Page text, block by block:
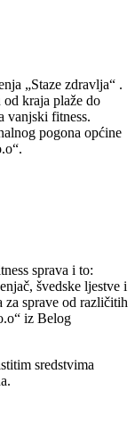
„Staze zdravlja“ .
kraja plaže do
vanjski fitness.
pogona općine
sprava i to:
švedske ljestve i
sprave od različitih
iz Belog
sredstvima